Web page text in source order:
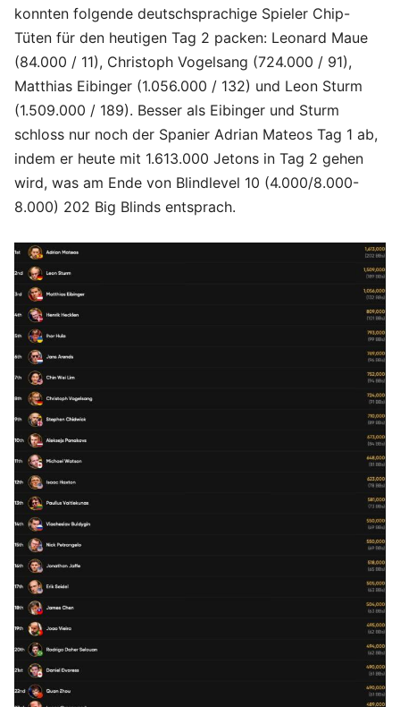
konnten folgende deutschsprachige Spieler Chip-
Tüten für den heutigen Tag 2 packen: Leonard Maue
(84.000 / 11), Christoph Vogelsang (724.000 / 91),
Matthias Eibinger (1.056.000 / 132) und Leon Sturm
(1.509.000 / 189). Besser als Eibinger und Sturm
schloss nur noch der Spanier Adrian Mateos Tag 1 ab,
indem er heute mit 1.613.000 Jetons in Tag 2 gehen
wird, was am Ende von Blindlevel 10 (4.000/8.000-
8.000) 202 Big Blinds entsprach.